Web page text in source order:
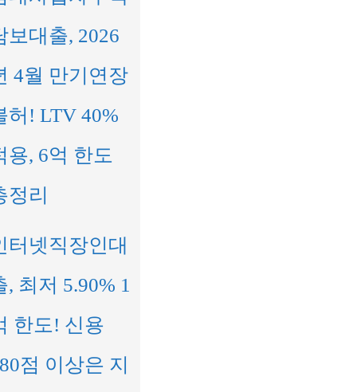
보대출, 2026
4월 만기연장
허! LTV 40%
용, 6억 한도
정리
터넷직장인대
, 최저 5.90% 1
한도! 신용
점 이상은 지